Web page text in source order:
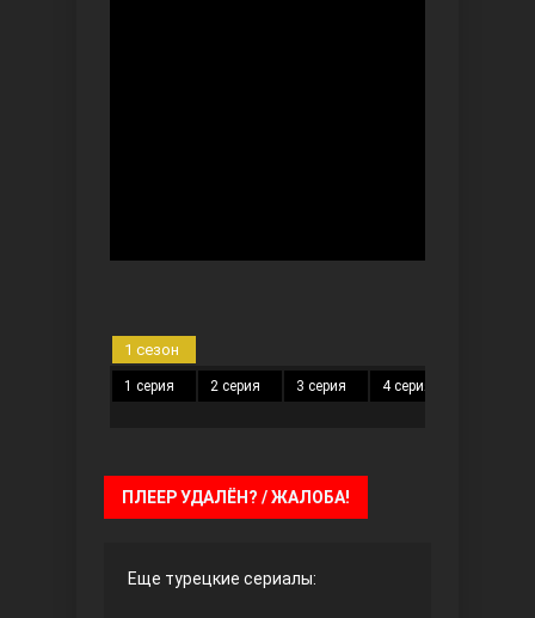
Красивее, чем ты
Чёрно-белая любовь
1 сезон
1 серия 2 серия 3 серия 4 серия
ПЛЕЕР УДАЛЁН? / ЖАЛОБА!
Еще турецкие сериалы: